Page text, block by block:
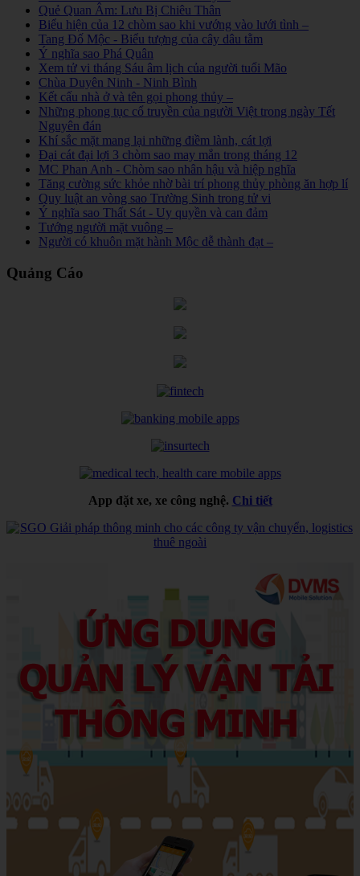
Quẻ Quan Âm: Lưu Bị Chiêu Thân
Biểu hiện của 12 chòm sao khi vướng vào lưới tình –
Tang Đố Mộc - Biểu tượng của cây dâu tằm
Ý nghĩa sao Phá Quân
Xem tử vi tháng Sáu âm lịch của người tuổi Mão
Chùa Duyên Ninh - Ninh Bình
Kết cấu nhà ở và tên gọi phong thủy –
Những phong tục cổ truyền của người Việt trong ngày Tết
Nguyên đán
Khí sắc mặt mang lại những điềm lành, cát lợi
Đại cát đại lợi 3 chòm sao may mắn trong tháng 12
MC Phan Anh - Chòm sao nhân hậu và hiệp nghĩa
Tăng cường sức khỏe nhờ bài trí phong thủy phòng ăn hợp lí
Quy luật an vòng sao Trường Sinh trong tử vi
Ý nghĩa sao Thất Sát - Uy quyền và can đảm
Tướng người mặt vuông –
Người có khuôn mặt hành Mộc dễ thành đạt –
Quảng Cáo
App đặt xe, xe công nghệ. Chi tiết